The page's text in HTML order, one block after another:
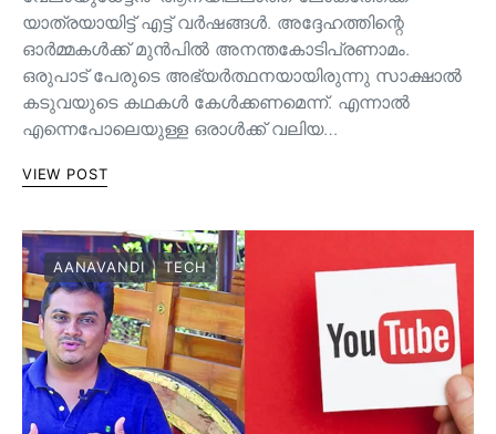
യാത്രയായിട്ട് എട്ട് വർഷങ്ങൾ. അദ്ദേഹത്തിന്റെ
ഓർമ്മകൾക്ക് മുൻപിൽ അനന്തകോടിപ്രണാമം.
ഒരുപാട് പേരുടെ അഭ്യർത്ഥനയായിരുന്നു സാക്ഷാൽ
കടുവയുടെ കഥകൾ കേൾക്കണമെന്ന്. എന്നാൽ
എന്നെപോലെയുള്ള ഒരാൾക്ക് വലിയ…
VIEW POST
AANAVANDI TECH